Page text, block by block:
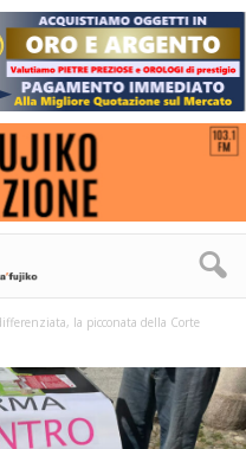
la picconata della Corte